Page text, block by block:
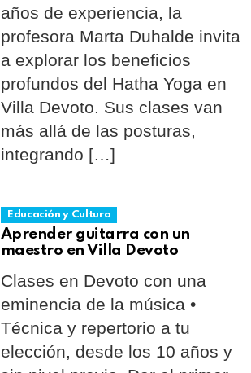
años de experiencia, la
profesora Marta Duhalde invita
a explorar los beneficios
profundos del Hatha Yoga en
Villa Devoto. Sus clases van
más allá de las posturas,
integrando […]
Educación y Cultura
Aprender guitarra con un
maestro en Villa Devoto
Clases en Devoto con una
eminencia de la música •
Técnica y repertorio a tu
elección, desde los 10 años y